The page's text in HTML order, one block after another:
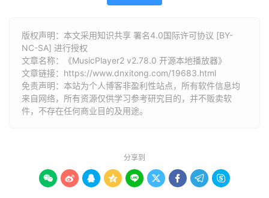
版权声明：本文采用知识共享 署名4.0国际许可协议 [BY-
NC-SA] 进行授权
文章名称：《MusicPlayer2 v2.78.0 开源本地播放器》
文章链接： https://www.dnxitong.com/19683.html
免责声明：本站为个人博客非盈利性站点，所有软件信息均
来自网络，所有资源仅供学习参考研究目的，并不贩卖软
件，不存在任何商业目的及用途。
分享到
        